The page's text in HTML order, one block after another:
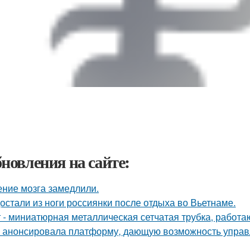
на сайте:
мозга замедлили.
из ноги россиянки после отдыха во Вьетнаме.
миниатюрная металлическая сетчатая трубка,
платформу, дающую возможность